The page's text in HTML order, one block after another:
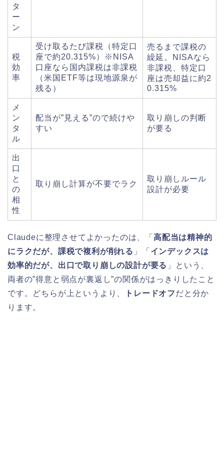
タ
ー
ン
税
効
率
受け取るたび課税（特定口
座で約20.315%）※NISA
口座なら国内課税は非課税
（米国ETF等は現地源泉が
残る）
売るまで課税の
繰延。NISAなら
非課税、特定口
座は売却益に約2
0.315%
メ
ン
タ
ル
配当が”見える”ので続けや
すい
取り崩しの判断
が要る
出
口
と
の
相
性
取り崩し計算が不要でラク
取り崩しルール
設計が必要
Claudeに整理させてよかったのは、「 高配当は精神的
にラクだが、課税で複利が削れる 」「 インデックスは
効率的だが、出口で取り崩しの設計が要る 」という、
両者の”得意と弱点が裏返し”の関係がはっきりしたこと
です。どちらが上というより、
トレードオフだと分か
ります。